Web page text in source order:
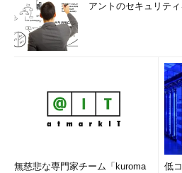
アントのセキュリテ
無慈悲な専門家チーム「kuroma
低